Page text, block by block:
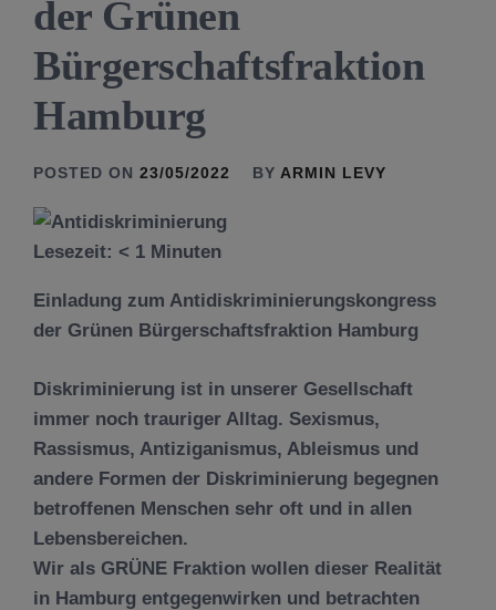
der Grünen
Bürgerschaftsfraktion
Hamburg
POSTED ON 23/05/2022 BY ARMIN LEVY
Lesezeit: < 1 Minuten
Einladung zum Antidiskriminierungskongress
der Grünen Bürgerschaftsfraktion Hamburg
Diskriminierung ist in unserer Gesellschaft
immer noch trauriger Alltag. Sexismus,
Rassismus, Antiziganismus, Ableismus und
andere Formen der Diskriminierung begegnen
betroffenen Menschen sehr oft und in allen
Lebensbereichen.
Wir als GRÜNE Fraktion wollen dieser Realität
in Hamburg entgegenwirken und betrachten